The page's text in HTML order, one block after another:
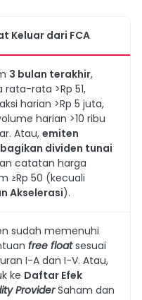
Keluar dari FCA
3 bulan terakhir,
rata-rata >Rp 51,
harian >Rp 5 juta,
harian >10 ribu
Atau,emiten
dividen tunai
catatan harga
≥Rp 50 (kecuali
Akselerasi).
sudah memenuhi
free floatsesuai
I-A dan I-V. Atau,
ke Daftar Efek
ProviderSaham dan